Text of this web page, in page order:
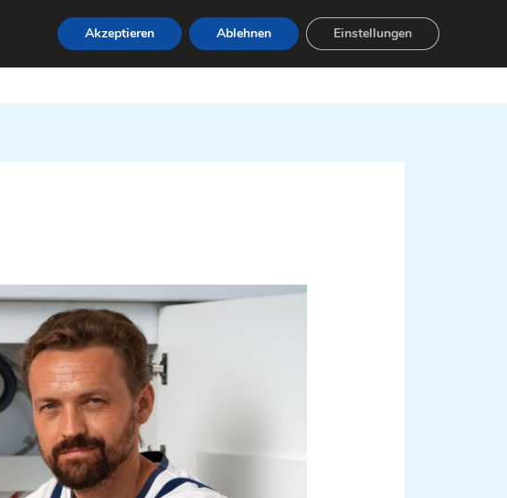
StartSeite Leistungen Servicebereiche
Akzeptieren Ablehnen Einstellungen